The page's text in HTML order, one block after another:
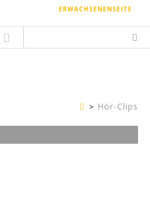
ERWACHSENENSEITE
KinderseiteHör-Clips